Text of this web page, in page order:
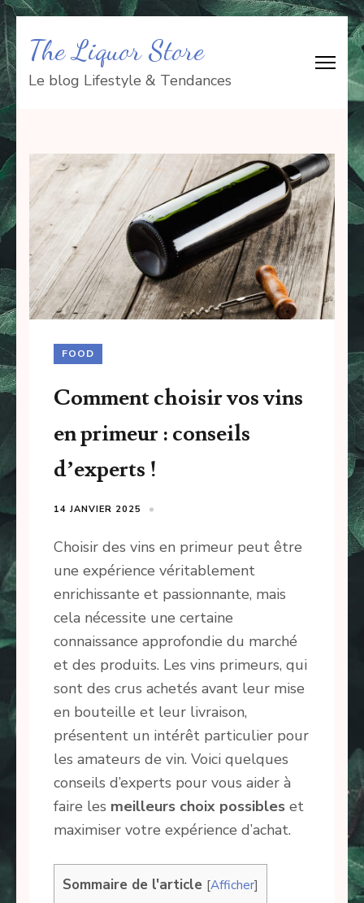
Aller
au
contenu
(Pressez
Entrée)
The Liquor Store
Le blog Lifestyle & Tendances
FOOD
Comment choisir vos vins
en primeur : conseils
d’experts !
14 JANVIER 2025
Choisir des vins en primeur peut être
une expérience véritablement
enrichissante et passionnante, mais
cela nécessite une certaine
connaissance approfondie du marché
et des produits. Les vins primeurs, qui
sont des crus achetés avant leur mise
en bouteille et leur livraison,
présentent un intérêt particulier pour
les amateurs de vin. Voici quelques
conseils d’experts pour vous aider à
faire les meilleurs choix possibles et
maximiser votre expérience d’achat.
Sommaire de l'article [Afficher]